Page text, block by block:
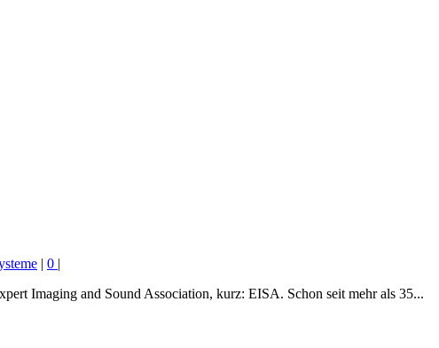
| 0 |
Imaging and Sound Association, kurz: EISA. Schon seit mehr als 35...